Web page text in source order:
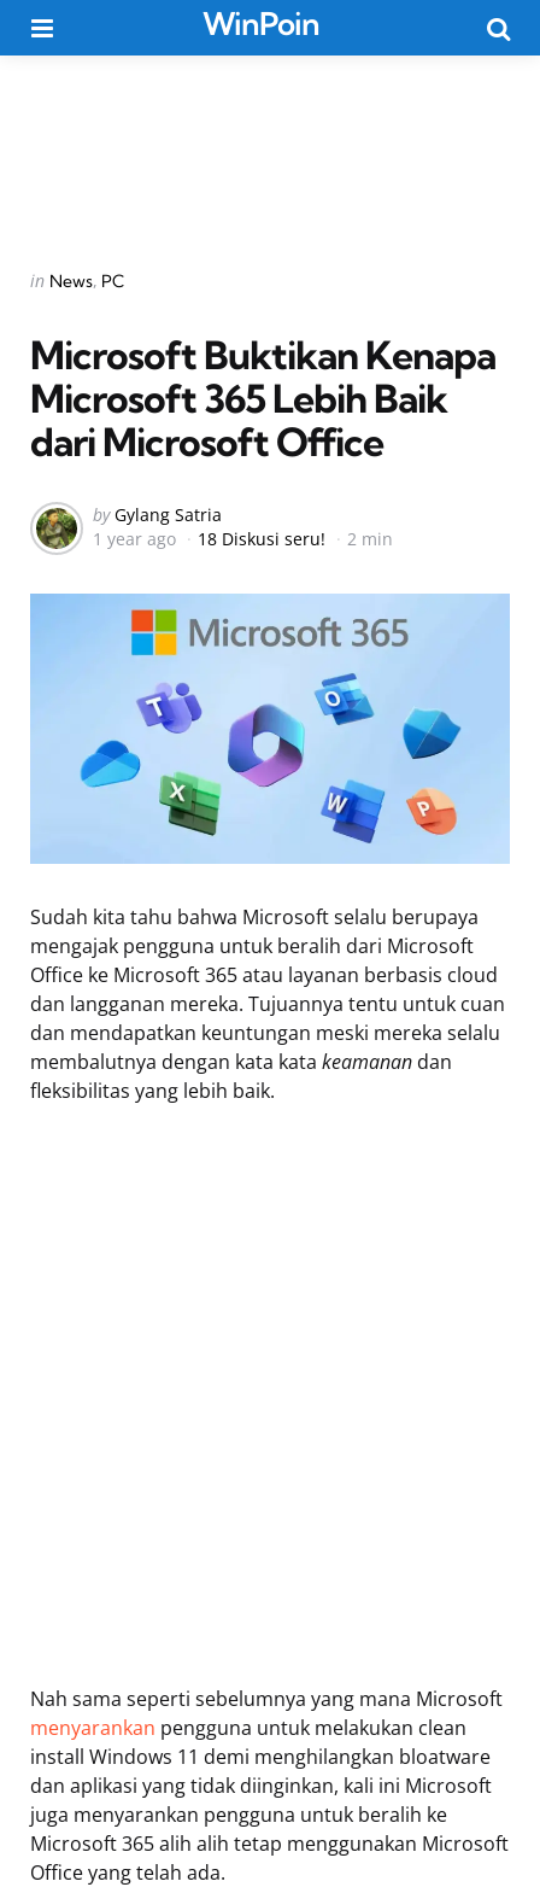
WinPoin
Categories
Posted
in News PC
Microsoft Buktikan Kenapa
Microsoft 365 Lebih Baik
dari Microsoft Office
Posted
by
by Gylang Satria
1 year ago
18 Diskusi seru! 2 min
Sudah kita tahu bahwa Microsoft selalu berupaya
mengajak pengguna untuk beralih dari Microsoft
Office ke Microsoft 365 atau layanan berbasis cloud
dan langganan mereka. Tujuannya tentu untuk cuan
dan mendapatkan keuntungan meski mereka selalu
membalutnya dengan kata kata keamanan dan
fleksibilitas yang lebih baik.
Nah sama seperti sebelumnya yang mana Microsoft
menyarankan pengguna untuk melakukan clean
install Windows 11 demi menghilangkan bloatware
dan aplikasi yang tidak diinginkan, kali ini Microsoft
juga menyarankan pengguna untuk beralih ke
Microsoft 365 alih alih tetap menggunakan Microsoft
Office yang telah ada.